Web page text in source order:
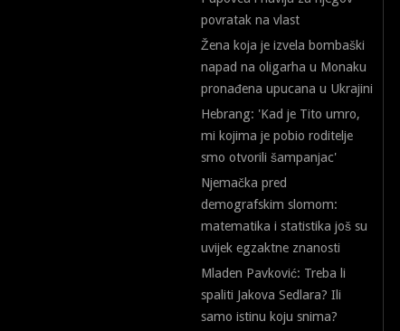
povratak na vlast
Žena koja je izvela bombaški
napad na oligarha u Monaku
pronađena upucana u Ukrajini
Hebrang: 'Kad je Tito umro,
mi kojima je pobio roditelje
smo otvorili šampanjac'
Njemačka pred
demografskim slomom:
matematika i statistika još su
uvijek egzaktne znanosti
Mladen Pavković: Treba li
spaliti Jakova Sedlara? Ili
samo istinu koju snima?